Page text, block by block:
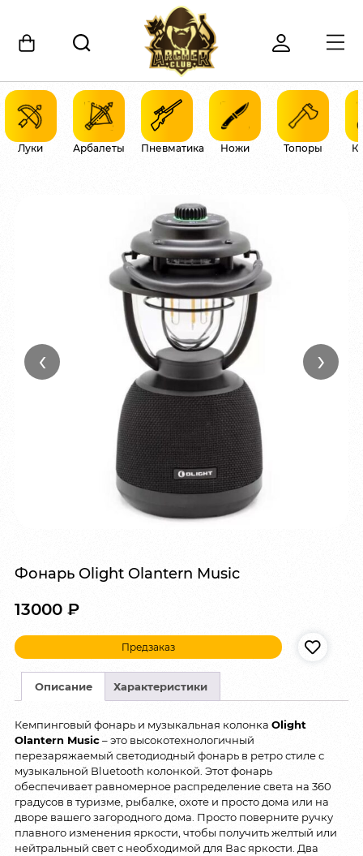
Луки Арбалеты Пневматика Ножи Топоры
‹ ›
Фонарь Olight Olantern Music
13000 ₽
Предзаказ
Описание Характеристики
Кемпинговый фонарь и музыкальная колонка Olight
Olantern Music– это высокотехнологичный
перезаряжаемый светодиодный фонарь в ретро стиле с
музыкальной Bluetooth колонкой. Этот фонарь
обеспечивает равномерное распределение света на 360
градусов в туризме, рыбалке, охоте и просто дома или на
дворе вашего загородного дома. Просто поверните ручку
плавного изменения яркости, чтобы получить желтый или
нейтральный свет с необходимой для Вас яркости. Два